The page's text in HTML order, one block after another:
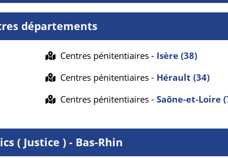
départements
Centres pénitentiaires - Isère (38)
Centres pénitentiaires - Hérault (34)
Centres pénitentiaires - Saône-et-Loire
( Justice ) - Bas-Rhin